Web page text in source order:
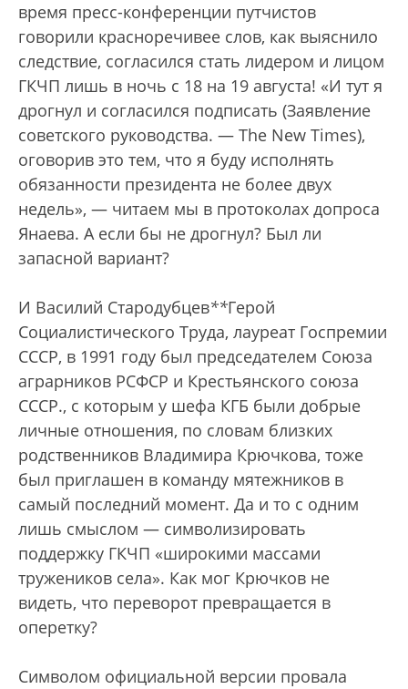
время пресс-конференции путчистов
говорили красноречивее слов, как выяснило
следствие, согласился стать лидером и лицом
ГКЧП лишь в ночь с 18 на 19 августа! «И тут я
дрогнул и согласился подписать (Заявление
советского руководства. — The New Times),
оговорив это тем, что я буду исполнять
обязанности президента не более двух
недель», — читаем мы в протоколах допроса
Янаева. А если бы не дрогнул? Был ли
запасной вариант?
И Василий Стародубцев**Герой
Социалистического Труда, лауреат Госпремии
СССР, в 1991 году был председателем Союза
аграрников РСФСР и Крестьянского союза
СССР., с которым у шефа КГБ были добрые
личные отношения, по словам близких
родственников Владимира Крючкова, тоже
был приглашен в команду мятежников в
самый последний момент. Да и то с одним
лишь смыслом — символизировать
поддержку ГКЧП «широкими массами
тружеников села». Как мог Крючков не
видеть, что переворот превращается в
оперетку?
Символом официальной версии провала